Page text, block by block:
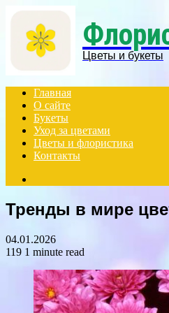
Цветы и букеты
Главная
О сайте
Букеты
Уход за цветами
Цветы и флористика
Контакты
Тренды в мире
04.01.2026
119 1 minute read